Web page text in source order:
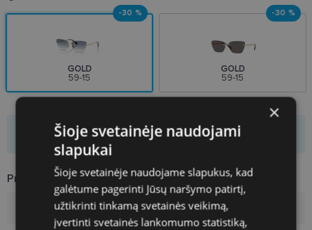
Product Information
VOGUE
GOLD
59-15
-30 %
GOLD
59-15
-30 %
Product is not available
×
Šioje svetainėje naudojami
slapukai
Šioje svetainėje naudojame slapukus, kad
galėtume pagerinti Jūsų naršymo patirtį,
užtikrinti tinkamą svetainės veikimą,
įvertinti svetainės lankomumo statistiką,